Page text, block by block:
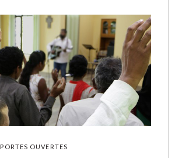
PORTES OUVERTES